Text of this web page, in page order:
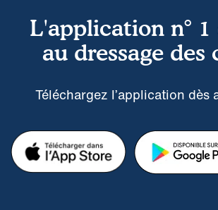
L'application n° 1
au dressage des
Téléchargez l’application dès